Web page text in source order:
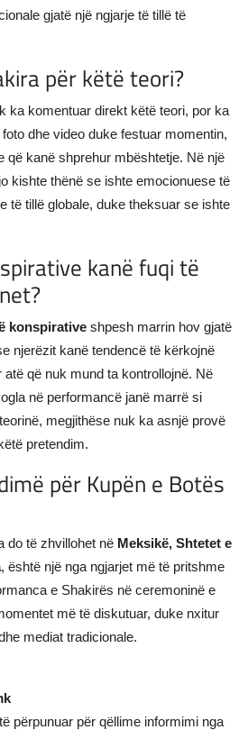
gjatë një ngjarje të tillë të
për këtë teori?
ka komentuar direkt këtë teori, por ka
dhe video duke festuar momentin,
që kanë shprehur mbështetje. Në një
kishte thënë se ishte emocionuese të
të tillë globale, duke theksuar se ishte
kanë fuqi të
konspirative shpesh marrin hov gjatë
njerëzit kanë tendencë të kërkojnë
që nuk mund ta kontrollojnë. Në
në performancë janë marrë si
megjithëse nuk ka asnjë provë
pretendim.
për Kupën e Botës
do të zhvillohet në Meksikë, Shtetet e
, është një nga ngjarjet më të pritshme
e Shakirës në ceremoninë e
më të diskutuar, duke nxitur
mediat tradicionale.
përpunuar për qëllime informimi nga